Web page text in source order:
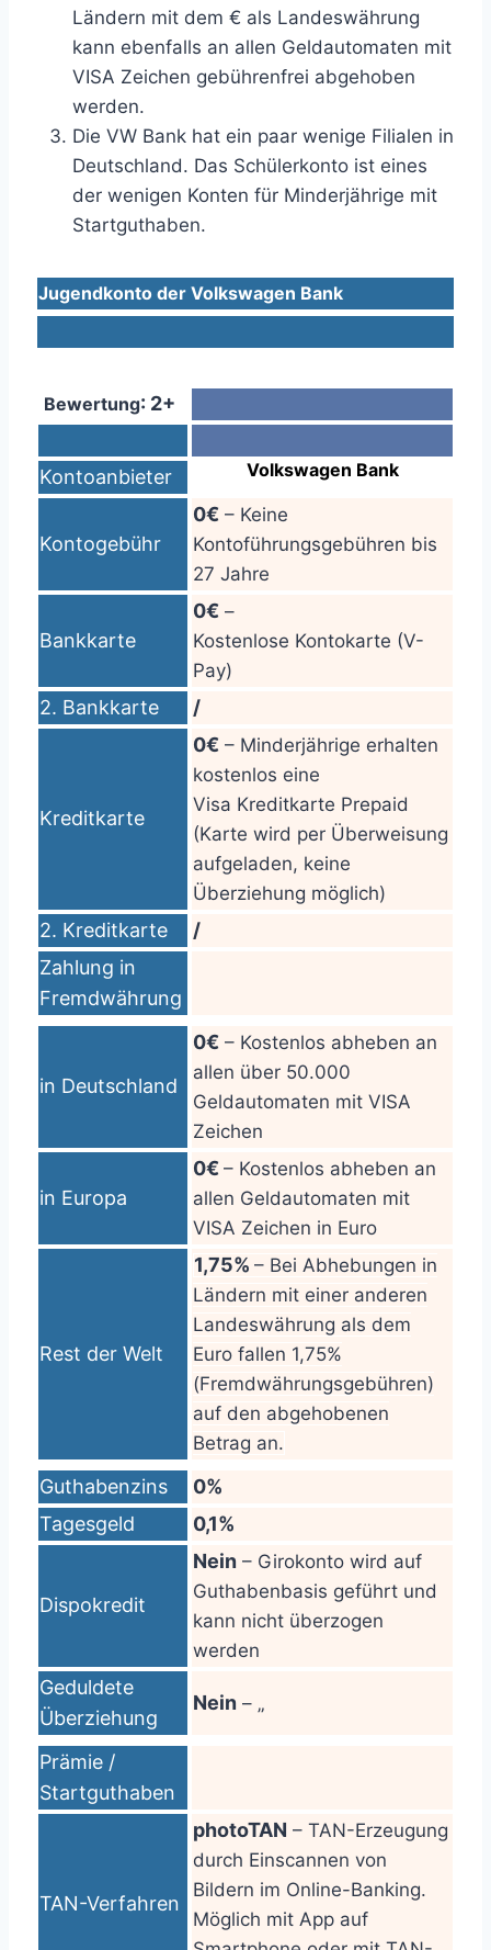
Ländern mit dem € als Landeswährung
kann ebenfalls an allen Geldautomaten mit
VISA Zeichen gebührenfrei abgehoben
werden.
Die VW Bank hat ein paar wenige Filialen in
Deutschland. Das Schülerkonto ist eines
der wenigen Konten für Minderjährige mit
Startguthaben.
Jugendkonto der Volkswagen Bank
Bewertung: 2+
Kontoanbieter Volkswagen Bank
Kontogebühr
0€ – Keine
Kontoführungsgebühren bis
27 Jahre
Bankkarte
0€ –
Kostenlose Kontokarte (V-
Pay)
2. Bankkarte /
Kreditkarte
0€ – Minderjährige erhalten
kostenlos eine
Visa Kreditkarte Prepaid
(Karte wird per Überweisung
aufgeladen, keine
Überziehung möglich)
2. Kreditkarte
/
Zahlung in
Fremdwährung
in Deutschland
0€ – Kostenlos abheben an
allen über 50.000
Geldautomaten mit VISA
Zeichen
in Europa
0€ – Kostenlos abheben an
allen Geldautomaten mit
VISA Zeichen in Euro
Rest der Welt
1,75% – Bei Abhebungen in
Ländern mit einer anderen
Landeswährung als dem
Euro fallen 1,75%
(Fremdwährungsgebühren)
auf den abgehobenen
Betrag an.
Guthabenzins
0%
Tagesgeld
0,1%
Dispokredit
Nein – Girokonto wird auf
Guthabenbasis geführt und
kann nicht überzogen
werden
Geduldete
Überziehung
Nein – „
Prämie /
Startguthaben
TAN-Verfahren
photoTAN – TAN-Erzeugung
durch Einscannen von
Bildern im Online-Banking.
Möglich mit App auf